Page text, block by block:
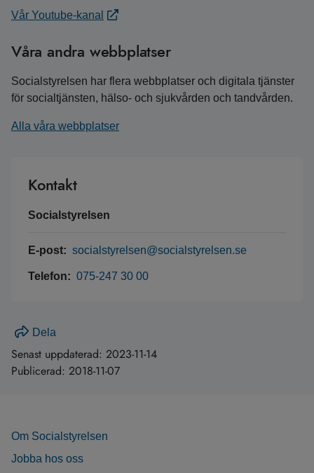
Vår Youtube-kanal
Våra andra webbplatser
Socialstyrelsen har flera webbplatser och digitala tjänster
för socialtjänsten, hälso- och sjukvården och tandvården.
Alla våra webbplatser
Kontakt
Socialstyrelsen
E-post: socialstyrelsen@socialstyrelsen.se
Telefon: 075-247 30 00
Dela
Senast uppdaterad: 2023-11-14
Publicerad: 2018-11-07
Om Socialstyrelsen
Jobba hos oss